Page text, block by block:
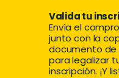
Valida tu
Envía el
junto con la
documento de
para legalizar
inscripción. ¡Y